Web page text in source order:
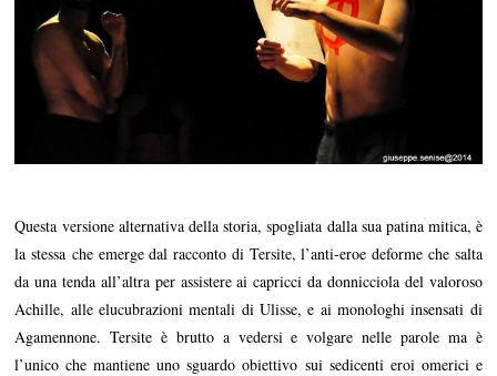
Questa versione alternativa della storia, spogliata dalla sua patina mitica, è
la stessa che emerge dal racconto di Tersite, l’anti-eroe deforme che salta
da una tenda all’altra per assistere ai capricci da donnicciola del valoroso
Achille, alle elucubrazioni mentali di Ulisse, e ai monologhi insensati di
Agamennone. Tersite è brutto a vedersi e volgare nelle parole ma è
l’unico che mantiene uno sguardo obiettivo sui sedicenti eroi omerici e